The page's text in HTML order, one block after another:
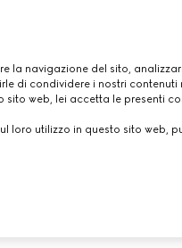
la navigazione del sito,
di condividere i nostri contenuti
web, lei accetta le presenti
loro utilizzo in questo sito web,